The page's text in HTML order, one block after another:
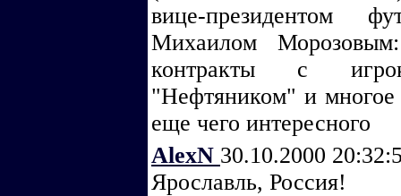
вице-президентом
Михаилом
контракты с
"Нефтяником" и
еще чего интересного
AlexN 30.10.2000
Ярославль, Россия!